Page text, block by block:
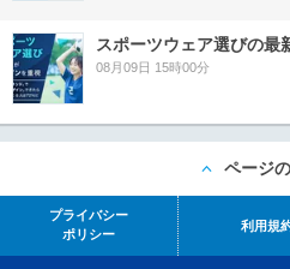
スポーツウェア選びの
08月09日 15時00分
ページ
プライバシー
ポリシー
利用規